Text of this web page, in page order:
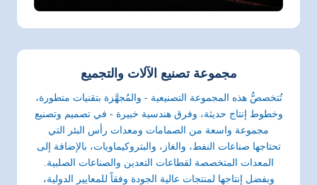
مجموعة تصنيع الآلات والتجميع
تُتخصصُّ هذه المجموعة التصنيعية - والمُجهَّزة بتقنيات متطورة،
وخطوط إنتاج حديثة، وفرق هندسية خبيرة - في تصميم وتصنيع
مجموعة واسعة من الصمامات ومعدات رأس البئر التي
تحتاجها صناعات النفط، والغاز، والبتروكيماويات، بالإضافة إلى
المعدات المتخصصة لقطاعات التعدين والصناعات الصلبية.
وبفضل إنتاجها لمنتجات عالية الجودة وفقاً للمعايير الدولية،